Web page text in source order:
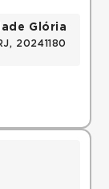
Glória
20241180